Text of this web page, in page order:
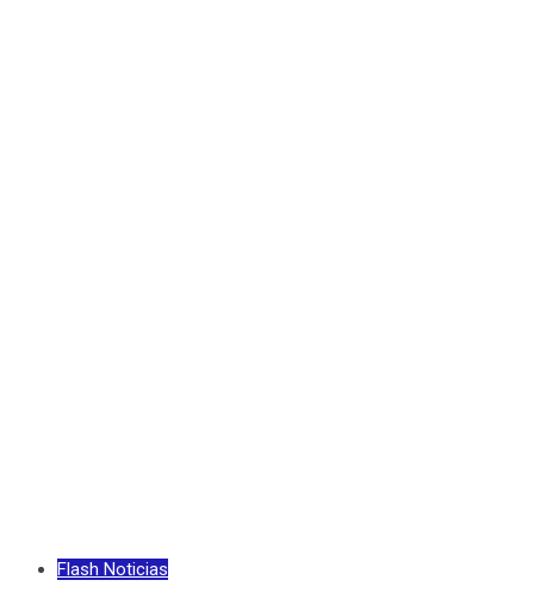
Flash Noticias